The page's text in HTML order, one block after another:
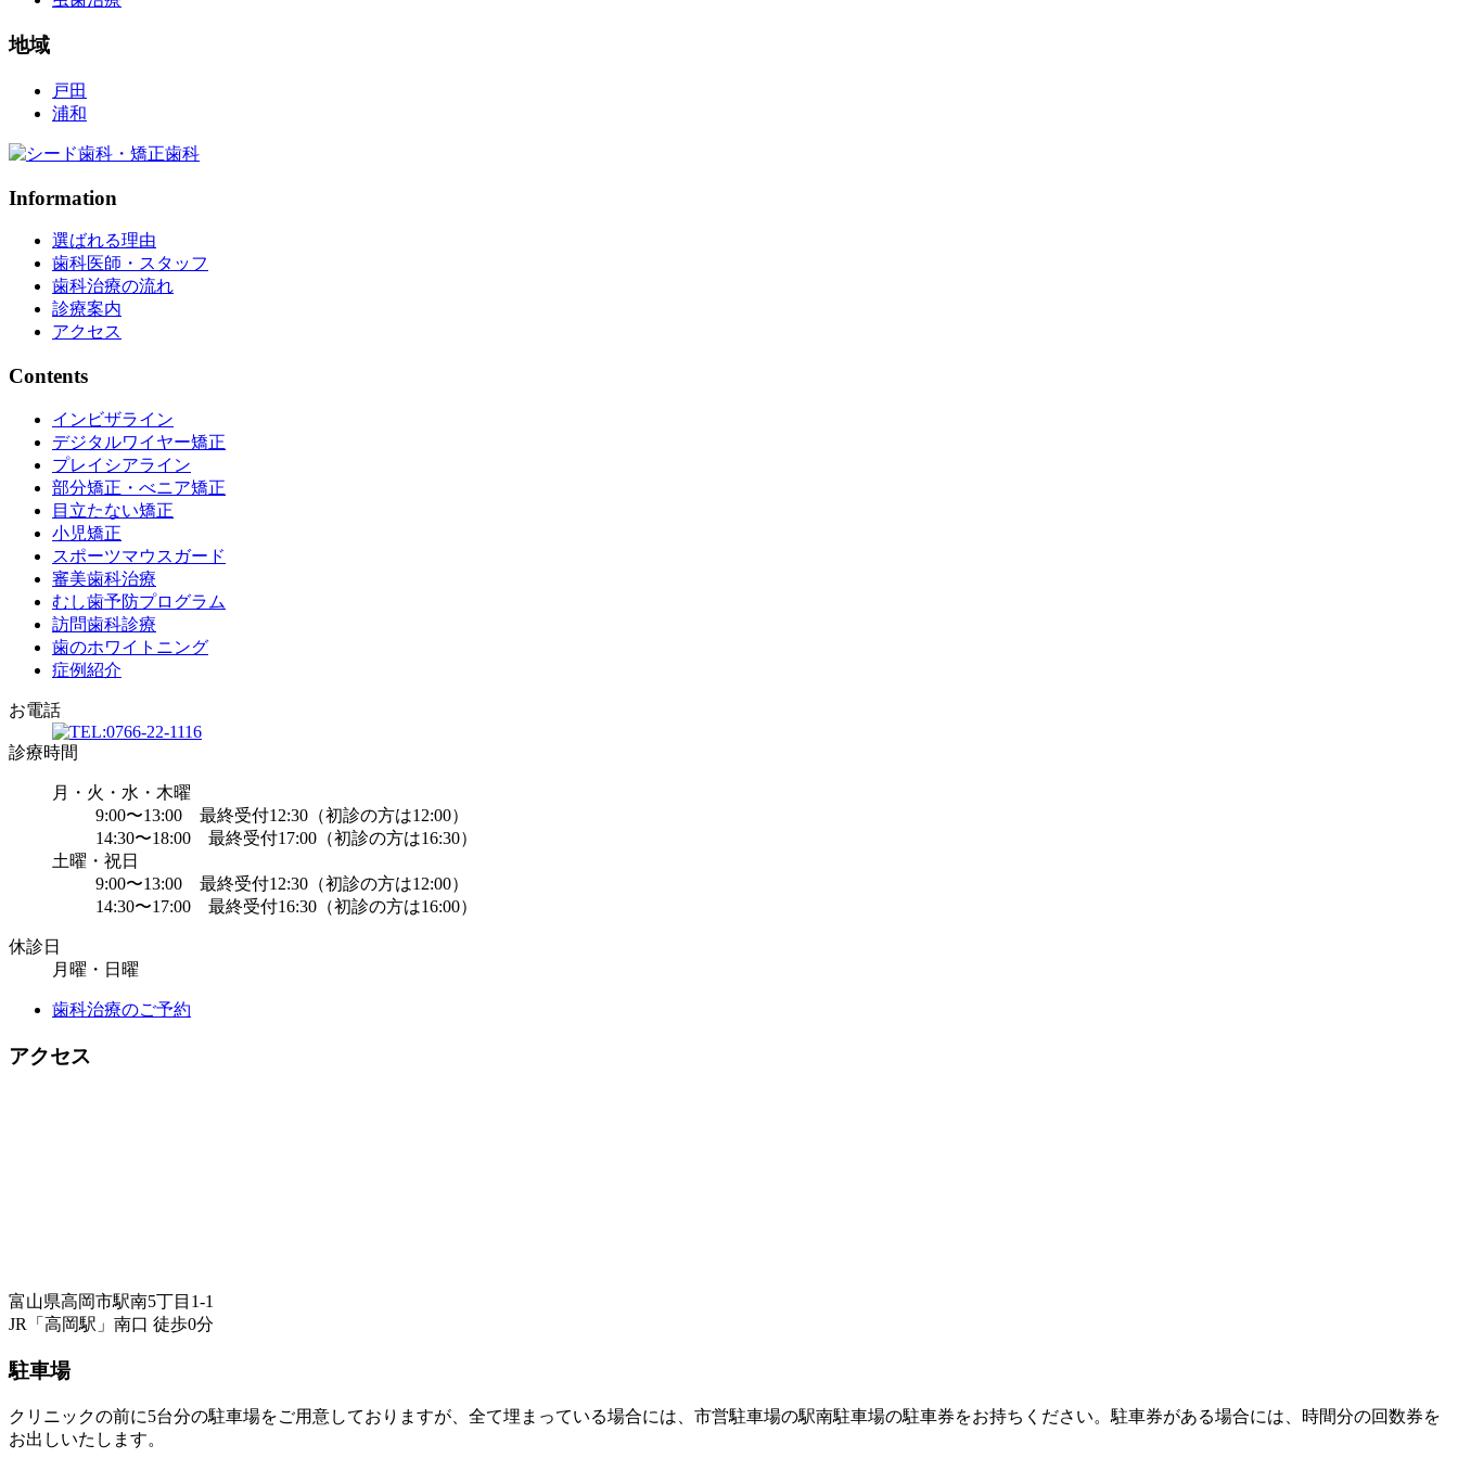
地域
戸田
浦和
Information
選ばれる理由
歯科医師・スタッフ
歯科治療の流れ
診療案内
アクセス
Contents
インビザライン
デジタルワイヤー矯正
プレイシアライン
部分矯正・べニア矯正
目立たない矯正
小児矯正
スポーツマウスガード
審美歯科治療
むし歯予防プログラム
訪問歯科診療
歯のホワイトニング
症例紹介
お電話
診療時間
月・火・水・木曜
9:00〜13:00 最終受付12:30（初診の方は12:00）
14:30〜18:00 最終受付17:00（初診の方は16:30）
土曜・祝日
9:00〜13:00 最終受付12:30（初診の方は12:00）
14:30〜17:00 最終受付16:30（初診の方は16:00）
休診日
月曜・日曜
歯科治療のご予約
アクセス
富山県高岡市駅南5丁目1-1
JR「高岡駅」南口 徒歩0分
駐車場
クリニックの前に5台分の駐車場をご用意しておりますが、全て埋まっている場合には、市営駐車場の駅南駐車場の駐車券をお持ちください。駐車券がある場合には、時間分の回数券を
お出しいたします。